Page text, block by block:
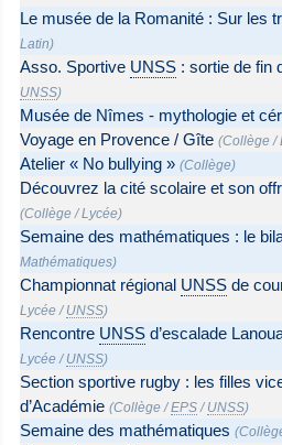
Le musée de la Romanité : Sur les
Latin)
Asso. Sportive UNSS : sortie de fin
UNSS)
Musée de Nîmes - mythologie et
Voyage en Provence / Gîte (Collège /
Atelier « No bullying » (Collège)
Découvrez la cité scolaire et son
(Collège /Lycée)
Semaine des mathématiques : le
Mathématiques)
Championnat régional UNSS de
Lycée / UNSS)
Rencontre UNSS d’escalade
Lycée / UNSS)
Section sportive rugby : les filles
d’Académie (Collège /EPS / UNSS)
Semaine des mathématiques (